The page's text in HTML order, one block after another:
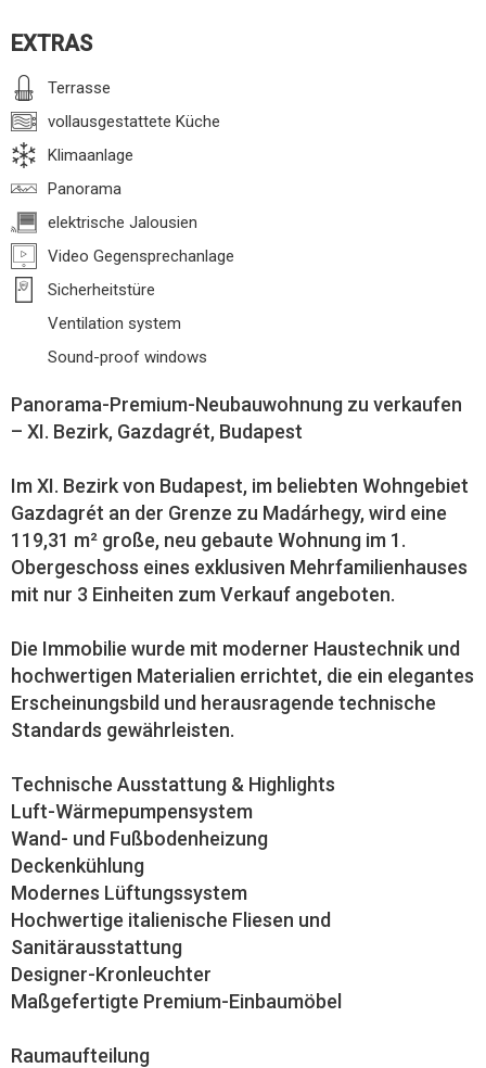
EXTRAS
Terrasse
vollausgestattete Küche
Klimaanlage
Panorama
elektrische Jalousien
Video Gegensprechanlage
Sicherheitstüre
Ventilation system
Sound-proof windows
Panorama-Premium-Neubauwohnung zu verkaufen
– XI. Bezirk, Gazdagrét, Budapest
Im XI. Bezirk von Budapest, im beliebten Wohngebiet
Gazdagrét an der Grenze zu Madárhegy, wird eine
119,31 m² große, neu gebaute Wohnung im 1.
Obergeschoss eines exklusiven Mehrfamilienhauses
mit nur 3 Einheiten zum Verkauf angeboten.
Die Immobilie wurde mit moderner Haustechnik und
hochwertigen Materialien errichtet, die ein elegantes
Erscheinungsbild und herausragende technische
Standards gewährleisten.
Technische Ausstattung & Highlights
Luft-Wärmepumpensystem
Wand- und Fußbodenheizung
Deckenkühlung
Modernes Lüftungssystem
Hochwertige italienische Fliesen und
Sanitärausstattung
Designer-Kronleuchter
Maßgefertigte Premium-Einbaumöbel
Raumaufteilung